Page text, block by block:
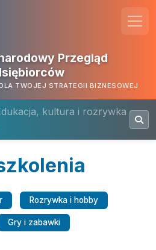
Przegląd
TWOJEJ STRATEGII BIZNESOWEJ
kultura i rozrywka
Rozrywka i hobby
Gry i zabawki